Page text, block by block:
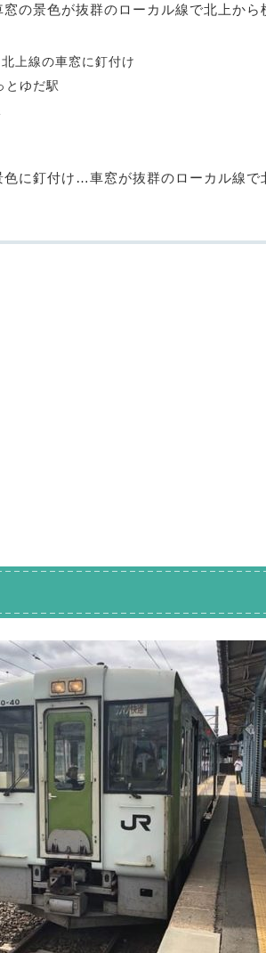
窓の景色が抜群のローカル線で北上から
上線の車窓に釘付け
とゆだ駅
色に釘付け…車窓が抜群のローカル線で